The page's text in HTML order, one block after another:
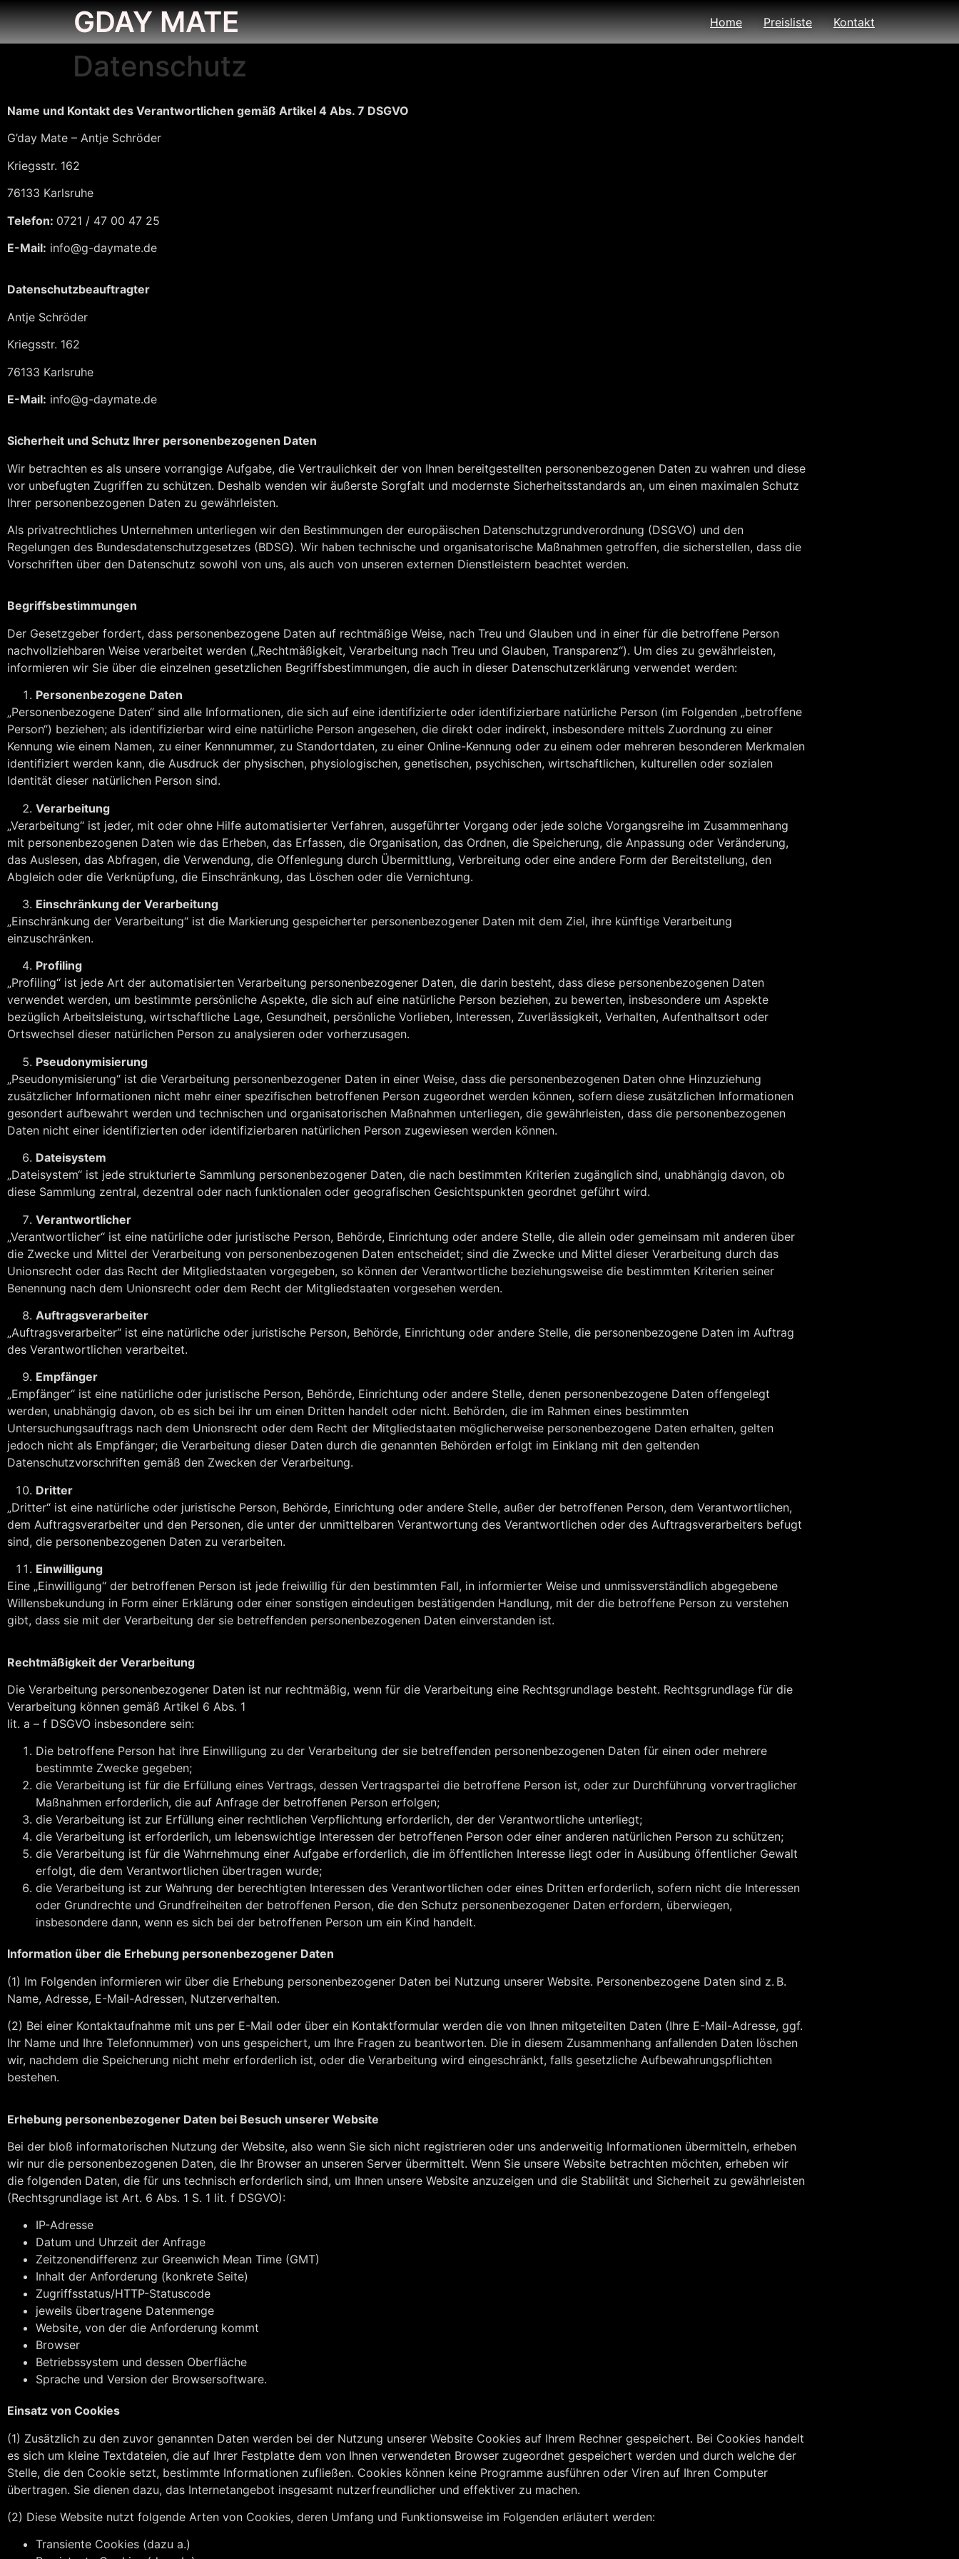
GDAY MATE Home Preisliste Kontakt
Datenschutz
Name und Kontakt des Verantwortlichen gemäß Artikel 4 Abs. 7 DSGVO
G’day Mate – Antje Schröder
Kriegsstr. 162
76133 Karlsruhe
Telefon: 0721 / 47 00 47 25
E-Mail: info@g-daymate.de
Datenschutzbeauftragter
Antje Schröder
Kriegsstr. 162
76133 Karlsruhe
E-Mail: info@g-daymate.de
Sicherheit und Schutz Ihrer personenbezogenen Daten
Wir betrachten es als unsere vorrangige Aufgabe, die Vertraulichkeit der von Ihnen bereitgestellten personenbezogenen Daten zu wahren und diese
vor unbefugten Zugriffen zu schützen. Deshalb wenden wir äußerste Sorgfalt und modernste Sicherheitsstandards an, um einen maximalen Schutz
Ihrer personenbezogenen Daten zu gewährleisten.
Als privatrechtliches Unternehmen unterliegen wir den Bestimmungen der europäischen Datenschutzgrundverordnung (DSGVO) und den
Regelungen des Bundesdatenschutzgesetzes (BDSG). Wir haben technische und organisatorische Maßnahmen getroffen, die sicherstellen, dass die
Vorschriften über den Datenschutz sowohl von uns, als auch von unseren externen Dienstleistern beachtet werden.
Begriffsbestimmungen
Der Gesetzgeber fordert, dass personenbezogene Daten auf rechtmäßige Weise, nach Treu und Glauben und in einer für die betroffene Person
nachvollziehbaren Weise verarbeitet werden („Rechtmäßigkeit, Verarbeitung nach Treu und Glauben, Transparenz“). Um dies zu gewährleisten,
informieren wir Sie über die einzelnen gesetzlichen Begriffsbestimmungen, die auch in dieser Datenschutzerklärung verwendet werden:
Personenbezogene Daten
„Personenbezogene Daten“ sind alle Informationen, die sich auf eine identifizierte oder identifizierbare natürliche Person (im Folgenden „betroffene
Person“) beziehen; als identifizierbar wird eine natürliche Person angesehen, die direkt oder indirekt, insbesondere mittels Zuordnung zu einer
Kennung wie einem Namen, zu einer Kennnummer, zu Standortdaten, zu einer Online-Kennung oder zu einem oder mehreren besonderen Merkmalen
identifiziert werden kann, die Ausdruck der physischen, physiologischen, genetischen, psychischen, wirtschaftlichen, kulturellen oder sozialen
Identität dieser natürlichen Person sind.
Verarbeitung
„Verarbeitung“ ist jeder, mit oder ohne Hilfe automatisierter Verfahren, ausgeführter Vorgang oder jede solche Vorgangsreihe im Zusammenhang
mit personenbezogenen Daten wie das Erheben, das Erfassen, die Organisation, das Ordnen, die Speicherung, die Anpassung oder Veränderung,
das Auslesen, das Abfragen, die Verwendung, die Offenlegung durch Übermittlung, Verbreitung oder eine andere Form der Bereitstellung, den
Abgleich oder die Verknüpfung, die Einschränkung, das Löschen oder die Vernichtung.
Einschränkung der Verarbeitung
„Einschränkung der Verarbeitung“ ist die Markierung gespeicherter personenbezogener Daten mit dem Ziel, ihre künftige Verarbeitung
einzuschränken.
Profiling
„Profiling“ ist jede Art der automatisierten Verarbeitung personenbezogener Daten, die darin besteht, dass diese personenbezogenen Daten
verwendet werden, um bestimmte persönliche Aspekte, die sich auf eine natürliche Person beziehen, zu bewerten, insbesondere um Aspekte
bezüglich Arbeitsleistung, wirtschaftliche Lage, Gesundheit, persönliche Vorlieben, Interessen, Zuverlässigkeit, Verhalten, Aufenthaltsort oder
Ortswechsel dieser natürlichen Person zu analysieren oder vorherzusagen.
Pseudonymisierung
„Pseudonymisierung“ ist die Verarbeitung personenbezogener Daten in einer Weise, dass die personenbezogenen Daten ohne Hinzuziehung
zusätzlicher Informationen nicht mehr einer spezifischen betroffenen Person zugeordnet werden können, sofern diese zusätzlichen Informationen
gesondert aufbewahrt werden und technischen und organisatorischen Maßnahmen unterliegen, die gewährleisten, dass die personenbezogenen
Daten nicht einer identifizierten oder identifizierbaren natürlichen Person zugewiesen werden können.
Dateisystem
„Dateisystem“ ist jede strukturierte Sammlung personenbezogener Daten, die nach bestimmten Kriterien zugänglich sind, unabhängig davon, ob
diese Sammlung zentral, dezentral oder nach funktionalen oder geografischen Gesichtspunkten geordnet geführt wird.
Verantwortlicher
„Verantwortlicher“ ist eine natürliche oder juristische Person, Behörde, Einrichtung oder andere Stelle, die allein oder gemeinsam mit anderen über
die Zwecke und Mittel der Verarbeitung von personenbezogenen Daten entscheidet; sind die Zwecke und Mittel dieser Verarbeitung durch das
Unionsrecht oder das Recht der Mitgliedstaaten vorgegeben, so können der Verantwortliche beziehungsweise die bestimmten Kriterien seiner
Benennung nach dem Unionsrecht oder dem Recht der Mitgliedstaaten vorgesehen werden.
Auftragsverarbeiter
„Auftragsverarbeiter“ ist eine natürliche oder juristische Person, Behörde, Einrichtung oder andere Stelle, die personenbezogene Daten im Auftrag
des Verantwortlichen verarbeitet.
Empfänger
„Empfänger“ ist eine natürliche oder juristische Person, Behörde, Einrichtung oder andere Stelle, denen personenbezogene Daten offengelegt
werden, unabhängig davon, ob es sich bei ihr um einen Dritten handelt oder nicht. Behörden, die im Rahmen eines bestimmten
Untersuchungsauftrags nach dem Unionsrecht oder dem Recht der Mitgliedstaaten möglicherweise personenbezogene Daten erhalten, gelten
jedoch nicht als Empfänger; die Verarbeitung dieser Daten durch die genannten Behörden erfolgt im Einklang mit den geltenden
Datenschutzvorschriften gemäß den Zwecken der Verarbeitung.
Dritter
„Dritter“ ist eine natürliche oder juristische Person, Behörde, Einrichtung oder andere Stelle, außer der betroffenen Person, dem Verantwortlichen,
dem Auftragsverarbeiter und den Personen, die unter der unmittelbaren Verantwortung des Verantwortlichen oder des Auftragsverarbeiters befugt
sind, die personenbezogenen Daten zu verarbeiten.
Einwilligung
Eine „Einwilligung“ der betroffenen Person ist jede freiwillig für den bestimmten Fall, in informierter Weise und unmissverständlich abgegebene
Willensbekundung in Form einer Erklärung oder einer sonstigen eindeutigen bestätigenden Handlung, mit der die betroffene Person zu verstehen
gibt, dass sie mit der Verarbeitung der sie betreffenden personenbezogenen Daten einverstanden ist.
Rechtmäßigkeit der Verarbeitung
Die Verarbeitung personenbezogener Daten ist nur rechtmäßig, wenn für die Verarbeitung eine Rechtsgrundlage besteht. Rechtsgrundlage für die
Verarbeitung können gemäß Artikel 6 Abs. 1
lit. a – f DSGVO insbesondere sein:
Die betroffene Person hat ihre Einwilligung zu der Verarbeitung der sie betreffenden personenbezogenen Daten für einen oder mehrere
bestimmte Zwecke gegeben;
die Verarbeitung ist für die Erfüllung eines Vertrags, dessen Vertragspartei die betroffene Person ist, oder zur Durchführung vorvertraglicher
Maßnahmen erforderlich, die auf Anfrage der betroffenen Person erfolgen;
die Verarbeitung ist zur Erfüllung einer rechtlichen Verpflichtung erforderlich, der der Verantwortliche unterliegt;
die Verarbeitung ist erforderlich, um lebenswichtige Interessen der betroffenen Person oder einer anderen natürlichen Person zu schützen;
die Verarbeitung ist für die Wahrnehmung einer Aufgabe erforderlich, die im öffentlichen Interesse liegt oder in Ausübung öffentlicher Gewalt
erfolgt, die dem Verantwortlichen übertragen wurde;
die Verarbeitung ist zur Wahrung der berechtigten Interessen des Verantwortlichen oder eines Dritten erforderlich, sofern nicht die Interessen
oder Grundrechte und Grundfreiheiten der betroffenen Person, die den Schutz personenbezogener Daten erfordern, überwiegen,
insbesondere dann, wenn es sich bei der betroffenen Person um ein Kind handelt.
Information über die Erhebung personenbezogener Daten
(1) Im Folgenden informieren wir über die Erhebung personenbezogener Daten bei Nutzung unserer Website. Personenbezogene Daten sind z. B.
Name, Adresse, E-Mail-Adressen, Nutzerverhalten.
(2) Bei einer Kontaktaufnahme mit uns per E-Mail oder über ein Kontaktformular werden die von Ihnen mitgeteilten Daten (Ihre E-Mail-Adresse, ggf.
Ihr Name und Ihre Telefonnummer) von uns gespeichert, um Ihre Fragen zu beantworten. Die in diesem Zusammenhang anfallenden Daten löschen
wir, nachdem die Speicherung nicht mehr erforderlich ist, oder die Verarbeitung wird eingeschränkt, falls gesetzliche Aufbewahrungspflichten
bestehen.
Erhebung personenbezogener Daten bei Besuch unserer Website
Bei der bloß informatorischen Nutzung der Website, also wenn Sie sich nicht registrieren oder uns anderweitig Informationen übermitteln, erheben
wir nur die personenbezogenen Daten, die Ihr Browser an unseren Server übermittelt. Wenn Sie unsere Website betrachten möchten, erheben wir
die folgenden Daten, die für uns technisch erforderlich sind, um Ihnen unsere Website anzuzeigen und die Stabilität und Sicherheit zu gewährleisten
(Rechtsgrundlage ist Art. 6 Abs. 1 S. 1 lit. f DSGVO):
IP-Adresse
Datum und Uhrzeit der Anfrage
Zeitzonendifferenz zur Greenwich Mean Time (GMT)
Inhalt der Anforderung (konkrete Seite)
Zugriffsstatus/HTTP-Statuscode
jeweils übertragene Datenmenge
Website, von der die Anforderung kommt
Browser
Betriebssystem und dessen Oberfläche
Sprache und Version der Browsersoftware.
Einsatz von Cookies
(1) Zusätzlich zu den zuvor genannten Daten werden bei der Nutzung unserer Website Cookies auf Ihrem Rechner gespeichert. Bei Cookies handelt
es sich um kleine Textdateien, die auf Ihrer Festplatte dem von Ihnen verwendeten Browser zugeordnet gespeichert werden und durch welche der
Stelle, die den Cookie setzt, bestimmte Informationen zufließen. Cookies können keine Programme ausführen oder Viren auf Ihren Computer
übertragen. Sie dienen dazu, das Internetangebot insgesamt nutzerfreundlicher und effektiver zu machen.
(2) Diese Website nutzt folgende Arten von Cookies, deren Umfang und Funktionsweise im Folgenden erläutert werden:
Transiente Cookies (dazu a.)